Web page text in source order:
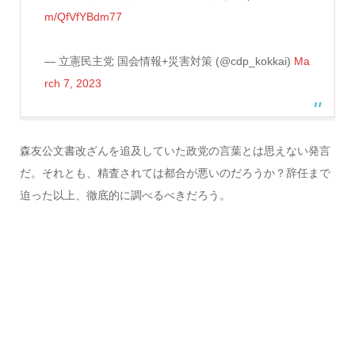
m/QfVfYBdm77
— 立憲民主党 国会情報+災害対策 (@cdp_kokkai) Ma
rch 7, 2023
森友公文書改ざんを追及していた政党の言葉とは思えない発言
だ。それとも、精査されては都合が悪いのだろうか？辞任まで
迫った以上、徹底的に調べるべきだろう。